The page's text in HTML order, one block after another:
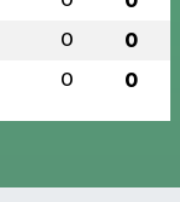
0 0
0 0